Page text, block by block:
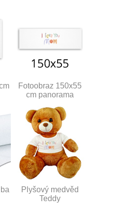
Fotoobraz 150x55
cm panorama
Plyšový medvěd
Teddy